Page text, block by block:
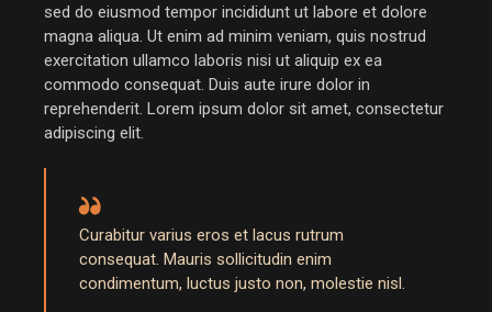
sed do eiusmod tempor incididunt ut labore et dolore
magna aliqua. Ut enim ad minim veniam, quis nostrud
exercitation ullamco laboris nisi ut aliquip ex ea
commodo consequat. Duis aute irure dolor in
reprehenderit. Lorem ipsum dolor sit amet, consectetur
adipiscing elit.
Curabitur varius eros et lacus rutrum
consequat. Mauris sollicitudin enim
condimentum, luctus justo non, molestie nisl.